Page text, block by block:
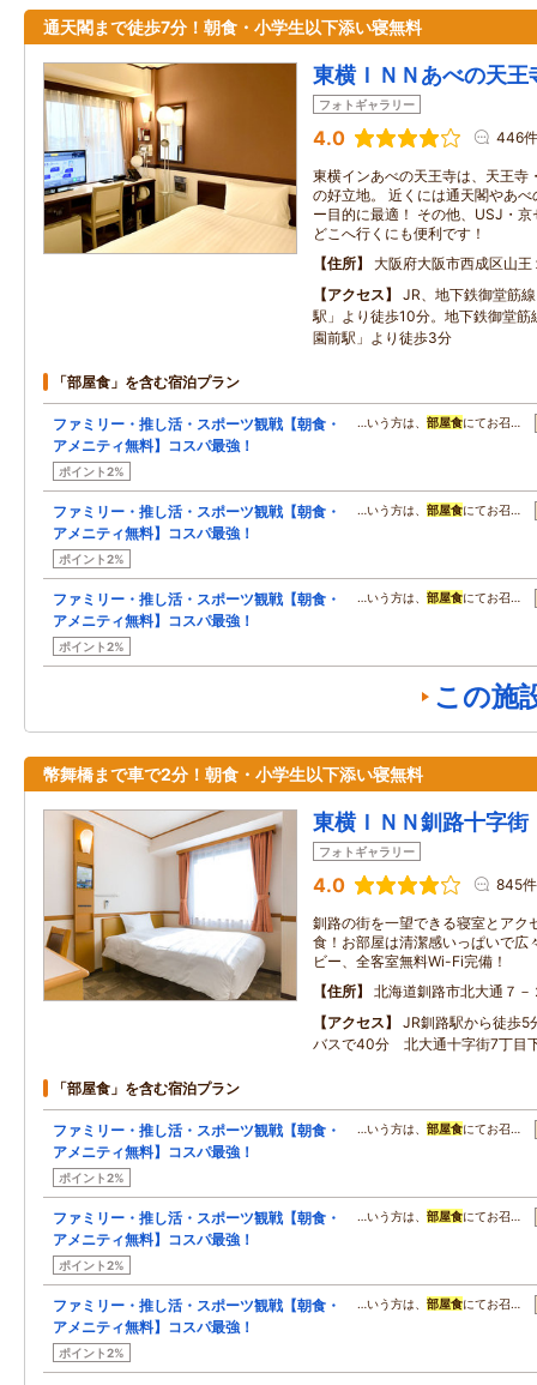
通天閣まで徒歩7分！朝食・小学生以下添い寝無料
東横ＩＮＮあべの天王
フォトギャラリー
4.0 446件
東横インあべの天王寺は、天王寺
の好立地。 近くには通天閣やあ
ー目的に最適！ その他、USJ・
どこへ行くにも便利です！
住所
大阪府大阪市西成区山王
アクセス
JR、地下鉄御堂筋
駅」より徒歩10分。地下鉄御堂筋
園前駅」より徒歩3分
「部屋食」を含む宿泊プラン
ファミリー・推し活・スポーツ観戦【朝食・
アメニティ無料】コスパ最強！
ポイント2%
…いう方は、 部屋食にてお召…
ファミリー・推し活・スポーツ観戦【朝食・
アメニティ無料】コスパ最強！
ポイント2%
…いう方は、 部屋食にてお召…
ファミリー・推し活・スポーツ観戦【朝食・
アメニティ無料】コスパ最強！
ポイント2%
…いう方は、 部屋食にてお召…
この施
幣舞橋まで車で2分！朝食・小学生以下添い寝無料
東横ＩＮＮ釧路十字街
フォトギャラリー
4.0 845件
釧路の街を一望できる寝室とアク
食！お部屋は清潔感いっぱいで広
ビー、全客室無料Wi-Fi完備！
住所
北海道釧路市北大通７－
アクセス
JR釧路駅から徒歩5
バスで40分 北大通十字街7丁目
「部屋食」を含む宿泊プラン
ファミリー・推し活・スポーツ観戦【朝食・
アメニティ無料】コスパ最強！
ポイント2%
…いう方は、 部屋食にてお召…
ファミリー・推し活・スポーツ観戦【朝食・
アメニティ無料】コスパ最強！
ポイント2%
…いう方は、 部屋食にてお召…
ファミリー・推し活・スポーツ観戦【朝食・
アメニティ無料】コスパ最強！
ポイント2%
…いう方は、 部屋食にてお召…